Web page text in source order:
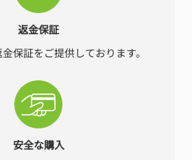
返金保証
保証をご提供しております。
安全な購入